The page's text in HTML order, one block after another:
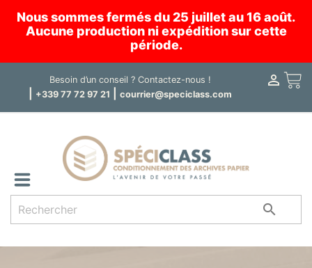
Nous sommes fermés du 25 juillet au 16 août.
Aucune production ni expédition sur cette
période.
Besoin d’un conseil ? Contactez-nous !
+339 77 72 97 21 courrier@speciclass.com
 Panier
